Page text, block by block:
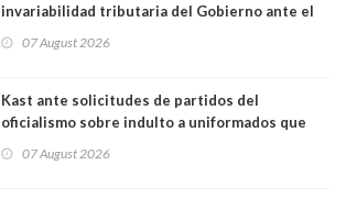
invariabilidad tributaria del Gobierno ante el
democracia” y "defendemos la alternancia en el
07 August 2026
Kast ante solicitudes de partidos del
oficialismo sobre indulto a uniformados que
07 August 2026